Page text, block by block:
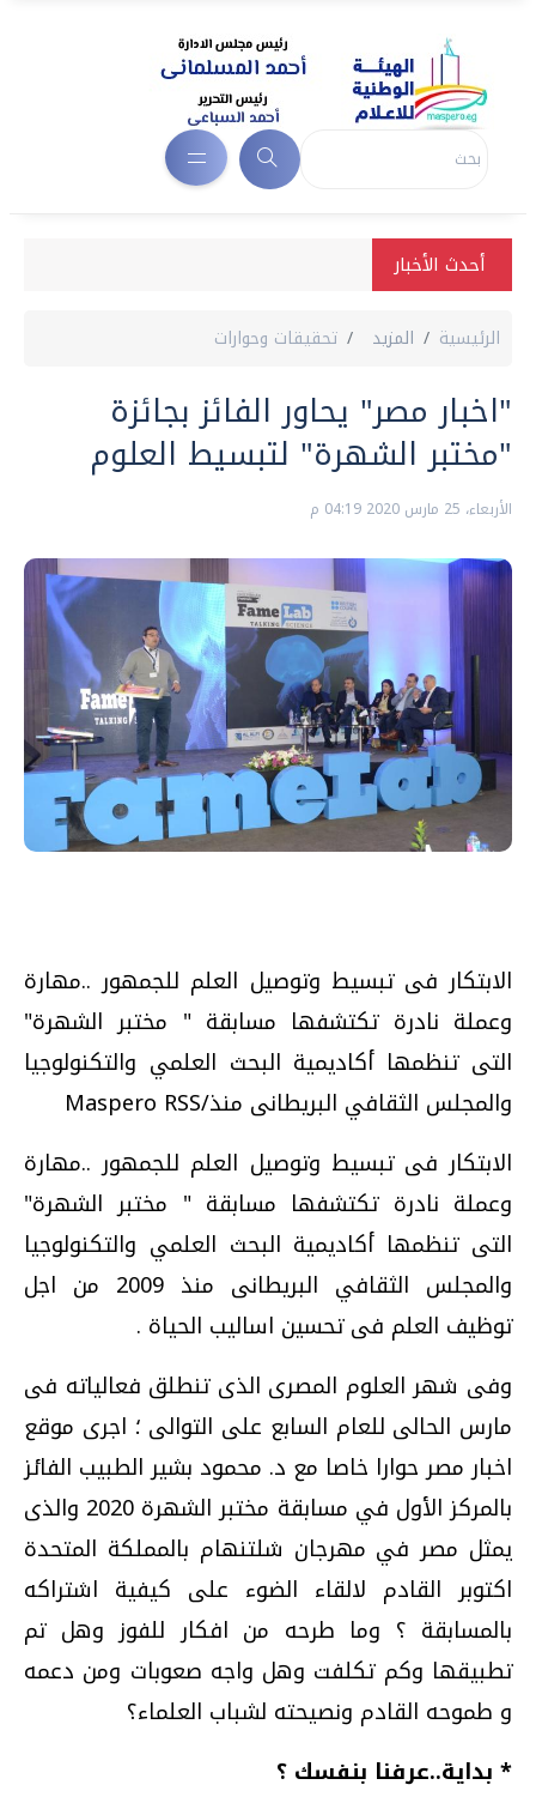
أحدث الأخبار
الرئيسية المزيد تحقيقات وحوارات
"اخبار مصر" يحاور الفائز بجائزة
"مختبر الشهرة" لتبسيط العلوم
الأربعاء، 25 مارس 2020 04:19 م
الابتكار فى تبسيط وتوصيل العلم للجمهور ..مهارة
وعملة نادرة تكتشفها مسابقة " مختبر الشهرة"
التى تنظمها أكاديمية البحث العلمي والتكنولوجيا
والمجلس الثقافي البريطانى منذ/Maspero RSS
الابتكار فى تبسيط وتوصيل العلم للجمهور ..مهارة
وعملة نادرة تكتشفها مسابقة " مختبر الشهرة"
التى تنظمها أكاديمية البحث العلمي والتكنولوجيا
والمجلس الثقافي البريطانى منذ 2009 من اجل
توظيف العلم فى تحسين اساليب الحياة .
وفى شهر العلوم المصرى الذى تنطلق فعالياته فى
مارس الحالى للعام السابع على التوالى ؛ اجرى موقع
اخبار مصر حوارا خاصا مع د. محمود بشير الطبيب الفائز
بالمركز الأول في مسابقة مختبر الشهرة 2020 والذى
يمثل مصر في مهرجان شلتنهام بالمملكة المتحدة
اكتوبر القادم لالقاء الضوء على كيفية اشتراكه
بالمسابقة ؟ وما طرحه من افكار للفوز وهل تم
تطبيقها وكم تكلفت وهل واجه صعوبات ومن دعمه
و طموحه القادم ونصيحته لشباب العلماء؟
* بداية..عرفنا بنفسك ؟